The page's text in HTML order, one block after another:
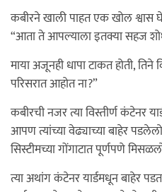
कबीरने खाली पाहत एक खोल श्वास
“आता ते आपल्याला इतक्या सहज
माया अजूनही धापा टाकत होती,
परिसरात आहोत ना?”
कबीरची नजर त्या विस्तीर्ण कंटेनर
आपण त्यांच्या वेढ्याच्या बाहेर
सिस्टीमच्या गोंगाटात पूर्णपणे
त्या अथांग कंटेनर यार्डमधून बाहेर